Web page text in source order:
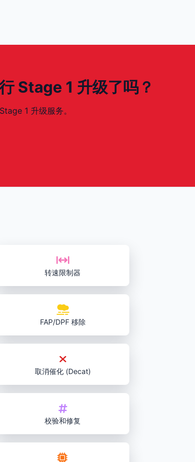
Stage 1 升级了吗？
1 升级服务。
转速限制器
FAP/DPF 移除
取消催化 (Decat)
校验和修复